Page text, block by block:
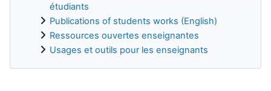
étudiants
Publications of students works (English)
Ressources ouvertes enseignantes
Usages et outils pour les enseignants